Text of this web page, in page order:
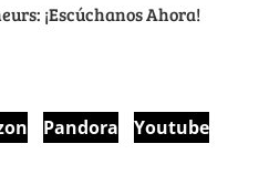
¡Escúchanos Ahora!
Pandora Youtube